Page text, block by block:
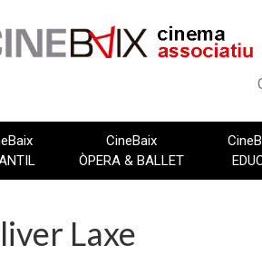
CineBaix
ÒPERA & BALLET
Laxe